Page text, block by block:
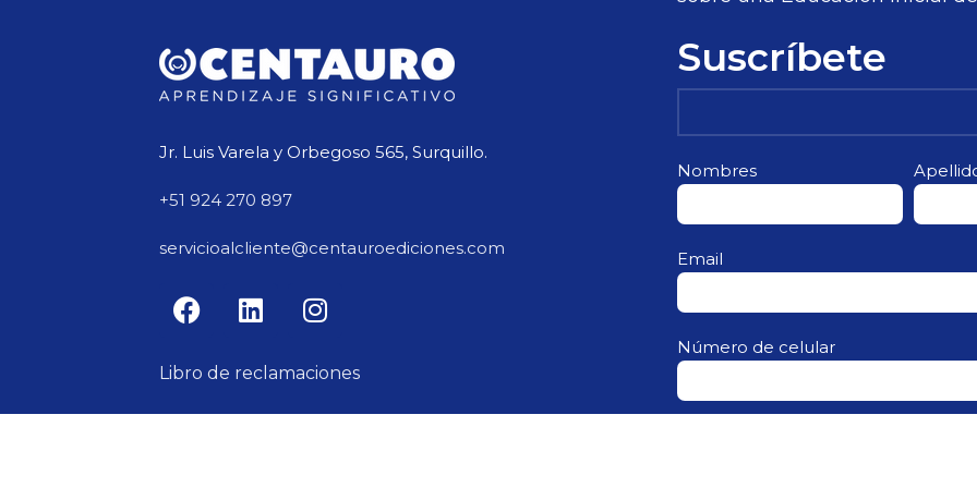
Jr. Luis Varela y Orbegoso 565, Surquillo.
+51 924 270 897
servicioalcliente@centauroediciones.com
Libro de reclamaciones
Suscríbete
Nombres
Email
Número de celular